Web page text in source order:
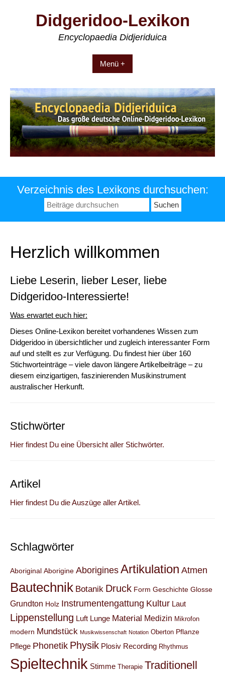
Didgeridoo-Lexikon
Encyclopaedia Didjeriduica
Menü +
Verzeichnis des Lexikons durchsuchen:
Suchen
nach:
Herzlich willkommen
Liebe Leserin, lieber Leser, liebe
Didgeridoo-Interessierte!
Was erwartet euch hier:
Dieses Online-Lexikon bereitet vorhandenes Wissen zum
Didgeridoo in übersichtlicher und zugleich interessanter Form
auf und stellt es zur Verfügung. Du findest hier über 160
Stichworteinträge – viele davon längere Artikelbeiträge – zu
diesem einzigartigen, faszinierenden Musikinstrument
australischer Herkunft.
Stichwörter
Hier findest Du eine Übersicht aller Stichwörter.
Artikel
Hier findest Du die Auszüge aller Artikel.
Schlagwörter
Aboriginal Aborigine AboriginesArtikulation Atmen
Bautechnik Botanik Druck Form Geschichte Glosse
Grundton Holz Instrumentengattung Kultur Laut
Lippenstellung Luft Lunge Material Medizin Mikrofon
modern Mundstück Musikwissenschaft Notation Oberton Pflanze
Pflege Phonetik Physik Plosiv Recording Rhythmus
Spieltechnik Stimme Therapie Traditionell